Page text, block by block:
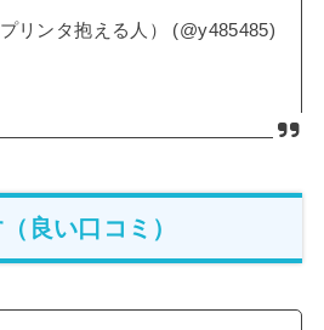
リンタ抱える人） (@y485485)
良い口コミ）